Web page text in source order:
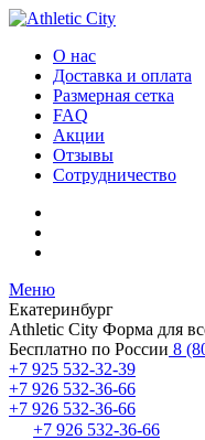
О нас
Доставка и оплата
Размерная сетка
FAQ
Акции
Отзывы
Сотрудничество
Меню
Екатеринбург
Athletic City Форма для
Бесплатно по России 8
+7 925 532-32-39
+7 926 532-36-66
+7 926 532-36-66
+7 926 532-36-66